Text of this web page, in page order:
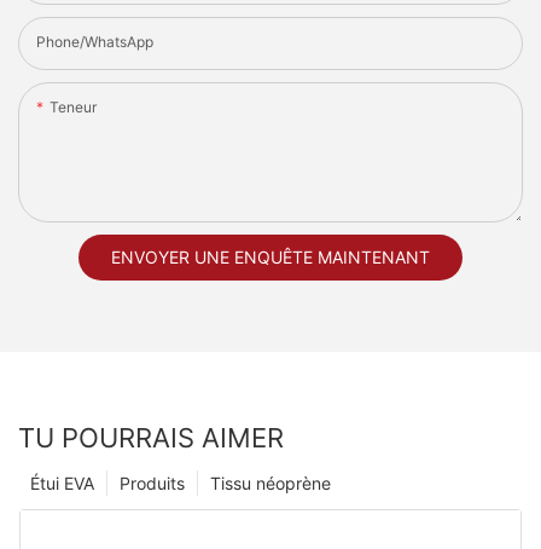
Phone/whatsApp
Teneur
ENVOYER UNE ENQUÊTE MAINTENANT
TU POURRAIS AIMER
Tissu néoprène
Produits
Étui EVA